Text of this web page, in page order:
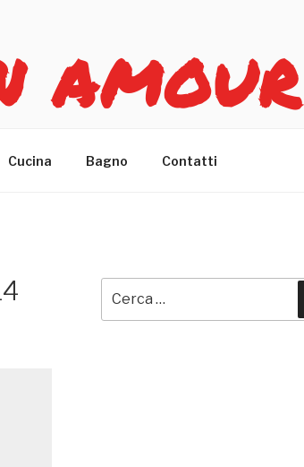
AMOUR
Cucina Bagno Contatti